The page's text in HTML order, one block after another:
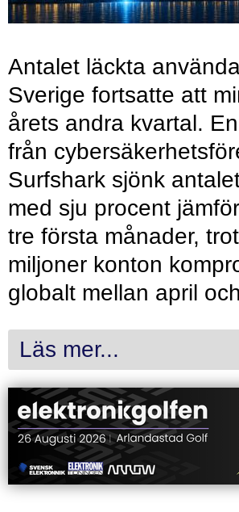
Antalet läckta
Sverige fortsatte att
årets andra kvartal.
från
Surfshark sjönk
med sju procent
tre första månader,
miljoner konton
globalt mellan april
Läs mer...